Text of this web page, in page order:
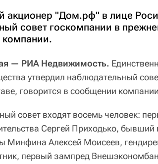
акционер "Дом.рф" в лице
совет госкомпании в
— РИА Недвижимость.
утвердил наблюдательный
говорится в сообщении
совет входят восемь человек:
Сергей Приходько,
Минфина Алексей Моисеев,
первый зампред